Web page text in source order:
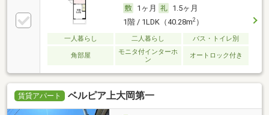
1ヶ月
1.5ヶ月
1階 / 1LDK（40.28m2）
一人暮らし 二人暮らし バス・トイレ別
角部屋
モニタ付インターホ
ン
オートロック付き
賃貸アパート ベルピア上大岡第一